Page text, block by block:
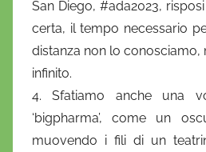
San Diego, #ada2023,
certa, il tempo necessario
distanza non lo conosciamo,
infinito.
4. Sfatiamo anche una
‘bigpharma’, come un
muovendo i fili di un